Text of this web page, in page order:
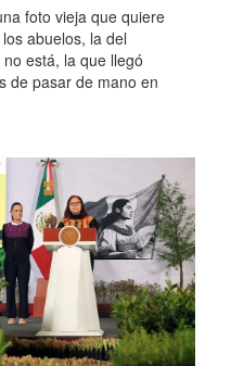
foto vieja que quiere
abuelos, la del
está, la que llegó
de pasar de mano en